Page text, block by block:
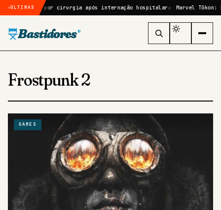
ÚLTIMAS
passará por cirurgia após internação hospitalar Marvel Tōkon:
Bastidores ®
Frostpunk 2
GAMES